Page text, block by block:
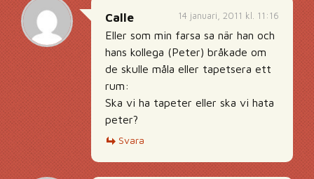
14 januari, 2011 kl. 11:16
Calle
Eller som min farsa sa när han och
hans kollega (Peter) bråkade om
de skulle måla eller tapetsera ett
rum:
Ska vi ha tapeter eller ska vi hata
peter?
Svara